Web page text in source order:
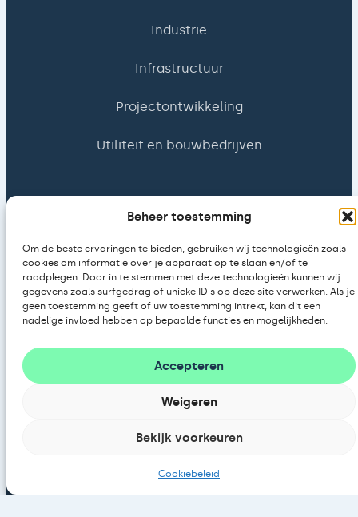
Beheer toestemming
Om de beste ervaringen te bieden, gebruiken wij technologieën zoals
cookies om informatie over je apparaat op te slaan en/of te
raadplegen. Door in te stemmen met deze technologieën kunnen wij
gegevens zoals surfgedrag of unieke ID's op deze site verwerken. Als je
geen toestemming geeft of uw toestemming intrekt, kan dit een
nadelige invloed hebben op bepaalde functies en mogelijkheden.
Accepteren
Weigeren
Bekijk voorkeuren
Cookiebeleid
Industrie
Infrastructuur
Projectontwikkeling
Utiliteit en bouwbedrijven
Type afname
Investeren
Huren
Leasen
Loads of Energy